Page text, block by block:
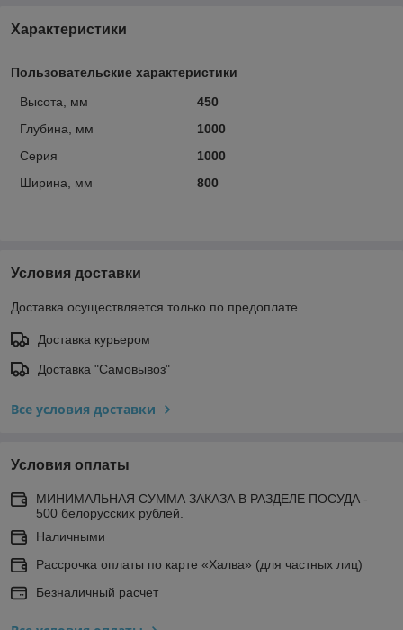
Характеристики
Пользовательские характеристики
Высота, мм
450
Глубина, мм
1000
Серия
1000
Ширина, мм
800
Условия доставки
Доставка осуществляется только по предоплате.
Доставка курьером
Доставка "Самовывоз"
Все условия доставки
Условия оплаты
МИНИМАЛЬНАЯ СУММА ЗАКАЗА В РАЗДЕЛЕ ПОСУДА -
500 белорусских рублей.
Наличными
Рассрочка оплаты по карте «Халва» (для частных лиц)
Безналичный расчет